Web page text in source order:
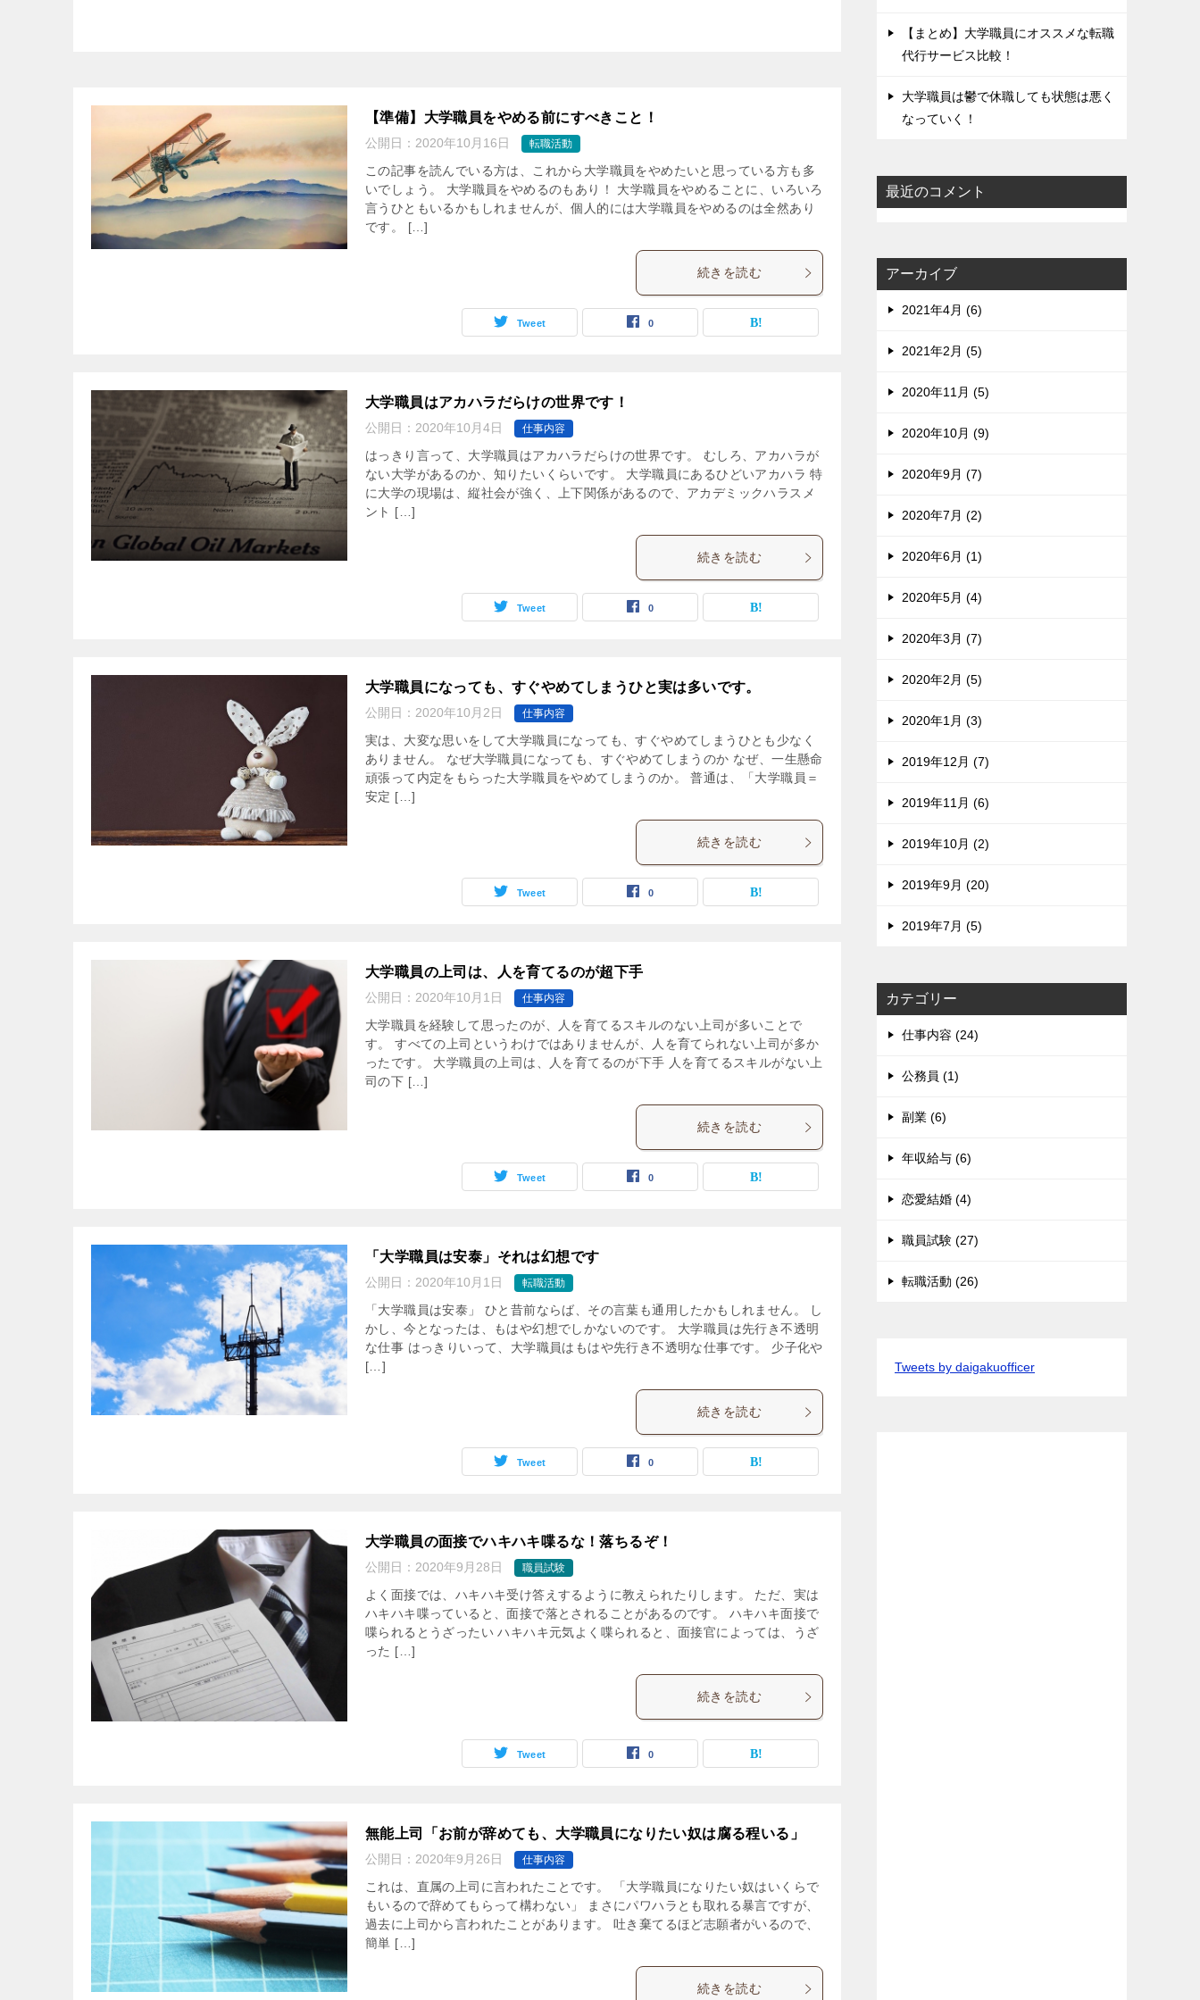
【準備】大学職員をやめる前にすべきこと！
公開日： 2020年10月16日 転職活動
この記事を読んでいる方は、これから大学職員をやめたいと思っている方も多
いでしょう。 大学職員をやめるのもあり！ 大学職員をやめることに、いろいろ
言うひともいるかもしれませんが、個人的には大学職員をやめるのは全然あり
です。 […]
続きを読む
Tweet 0
大学職員はアカハラだらけの世界です！
公開日： 2020年10月4日 仕事内容
はっきり言って、大学職員はアカハラだらけの世界です。 むしろ、アカハラが
ない大学があるのか、知りたいくらいです。 大学職員にあるひどいアカハラ 特
に大学の現場は、縦社会が強く、上下関係があるので、アカデミックハラスメ
ント […]
続きを読む
Tweet 0
大学職員になっても、すぐやめてしまうひと実は多いです。
公開日： 2020年10月2日 仕事内容
実は、大変な思いをして大学職員になっても、すぐやめてしまうひとも少なく
ありません。 なぜ大学職員になっても、すぐやめてしまうのか なぜ、一生懸命
頑張って内定をもらった大学職員をやめてしまうのか。 普通は、「大学職員＝
安定 […]
続きを読む
Tweet 0
大学職員の上司は、人を育てるのが超下手
公開日： 2020年10月1日 仕事内容
大学職員を経験して思ったのが、人を育てるスキルのない上司が多いことで
す。 すべての上司というわけではありませんが、人を育てられない上司が多か
ったです。 大学職員の上司は、人を育てるのが下手 人を育てるスキルがない上
司の下 […]
続きを読む
Tweet 0
「大学職員は安泰」それは幻想です
公開日： 2020年10月1日 転職活動
「大学職員は安泰」 ひと昔前ならば、その言葉も通用したかもしれません。 し
かし、今となったは、もはや幻想でしかないのです。 大学職員は先行き不透明
な仕事 はっきりいって、大学職員はもはや先行き不透明な仕事です。 少子化や
[…]
続きを読む
Tweet 0
大学職員の面接でハキハキ喋るな！落ちるぞ！
公開日： 2020年9月28日 職員試験
よく面接では、ハキハキ受け答えするように教えられたりします。 ただ、実は
ハキハキ喋っていると、面接で落とされることがあるのです。 ハキハキ面接で
喋られるとうざったい ハキハキ元気よく喋られると、面接官によっては、うざ
った […]
続きを読む
Tweet 0
無能上司「お前が辞めても、大学職員になりたい奴は腐る程いる」
公開日： 2020年9月26日 仕事内容
これは、直属の上司に言われたことです。 「大学職員になりたい奴はいくらで
もいるので辞めてもらって構わない」 まさにパワハラとも取れる暴言ですが、
過去に上司から言われたことがあります。 吐き棄てるほど志願者がいるので、
簡単 […]
続きを読む
【まとめ】大学職員にオススメな転職
代行サービス比較！
大学職員は鬱で休職しても状態は悪く
なっていく！
最近のコメント
アーカイブ
2021年4月 (6)
2021年2月 (5)
2020年11月 (5)
2020年10月 (9)
2020年9月 (7)
2020年7月 (2)
2020年6月 (1)
2020年5月 (4)
2020年3月 (7)
2020年2月 (5)
2020年1月 (3)
2019年12月 (7)
2019年11月 (6)
2019年10月 (2)
2019年9月 (20)
2019年7月 (5)
カテゴリー
仕事内容 (24)
公務員 (1)
副業 (6)
年収給与 (6)
恋愛結婚 (4)
職員試験 (27)
転職活動 (26)
Tweets by daigakuofficer